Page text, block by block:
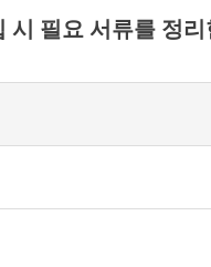
시 필요 서류를 정